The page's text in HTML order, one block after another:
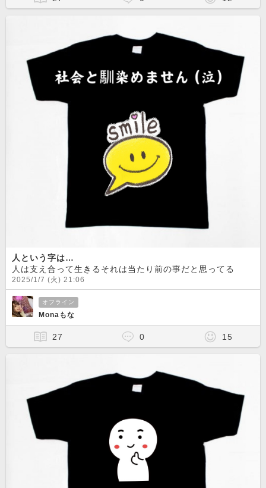
人という字は…
人は支え合って生きるそれは当たり前の事だと思ってる
2025/1/7 (火) 21:06
オフライン
Monaもな
27 0 15